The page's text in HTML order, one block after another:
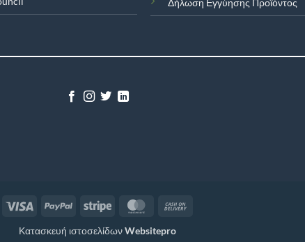
Δήλωση Εγγύησης Προϊόντος
Visa PayPal Stripe MasterCard
Κατασκευή ιστοσελίδωνWebsitepro